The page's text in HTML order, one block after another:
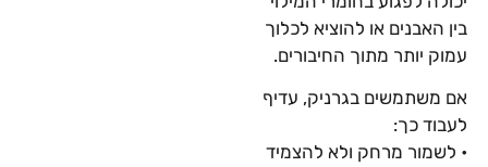
בין האבנים או להוציא לכלוך
עמוק יותר מתוך החיבורים.
אם משתמשים בגרניק, עדיף
לעבוד כך:
• לשמור מרחק ולא להצמיד